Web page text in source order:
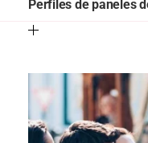
Perfiles de paneles